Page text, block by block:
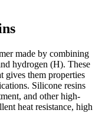
made by combining
hydrogen (H). These
gives them properties
Silicone resins
and other high-
heat resistance, high